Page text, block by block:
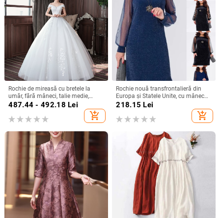
Rochie de mireasă cu bretele la
umăr, fără mâneci, talie medie,
fustă tutu, mătase Mulberry și
487.44 - 492.18 Lei
add_shopping_cart
Rochie nouă transfrontalieră din
Europa și Statele Unite, cu mânecă
lungă, plasă, cusături argintii, cu
guler rotund, industrie grea, fustă
elegantă de calitate la modă
218.15 Lei
add_shopping_cart